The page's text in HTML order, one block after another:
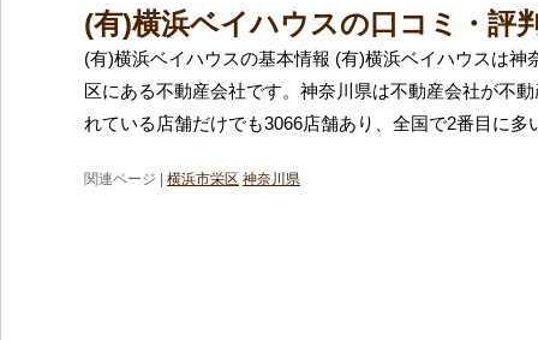
(有)横浜ベイハウスの口コミ・評
(有)横浜ベイハウスの基本情報 (有)横浜ベイハウスは神
区にある不動産会社です。神奈川県は不動産会社が不
れている店舗だけでも3066店舗あり、全国で2番目に多
関連ページ | 横浜市栄区 神奈川県